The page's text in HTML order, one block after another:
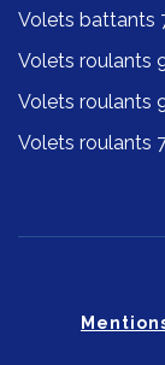
Volets battants
Volets roulants
Volets roulants
Volets roulants